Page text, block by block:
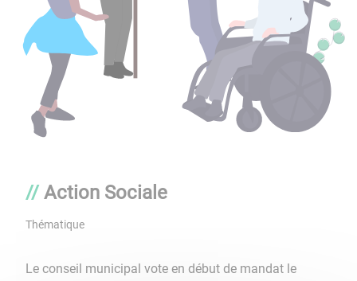
Action Sociale
Thématique
Le conseil municipal vote en début de mandat le